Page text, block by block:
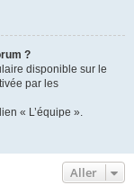
?
disponible sur le
par les
« L’équipe ».
Aller